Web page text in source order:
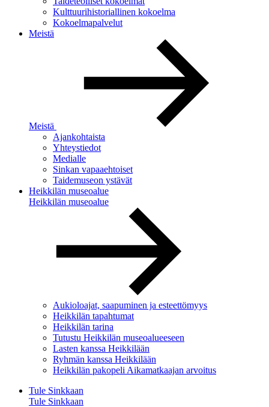
Kulttuurihistoriallinen kokoelma
Kokoelmapalvelut
Meistä
Meistä
Ajankohtaista
Yhteystiedot
Medialle
Sinkan vapaaehtoiset
Taidemuseon ystävät
Heikkilän museoalue
Heikkilän museoalue
Aukioloajat, saapuminen ja esteettömyys
Heikkilän tapahtumat
Heikkilän tarina
Tutustu Heikkilän museoalueeseen
Lasten kanssa Heikkilään
Ryhmän kanssa Heikkilään
Heikkilän pakopeli Aikamatkaajan arvoitus
Tule Sinkkaan
Tule Sinkkaan